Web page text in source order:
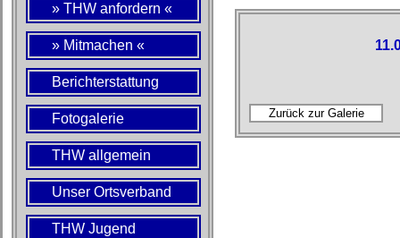
» THW anfordern «
» Mitmachen «
Berichterstattung
Fotogalerie
THW allgemein
Unser Ortsverband
THW Jugend